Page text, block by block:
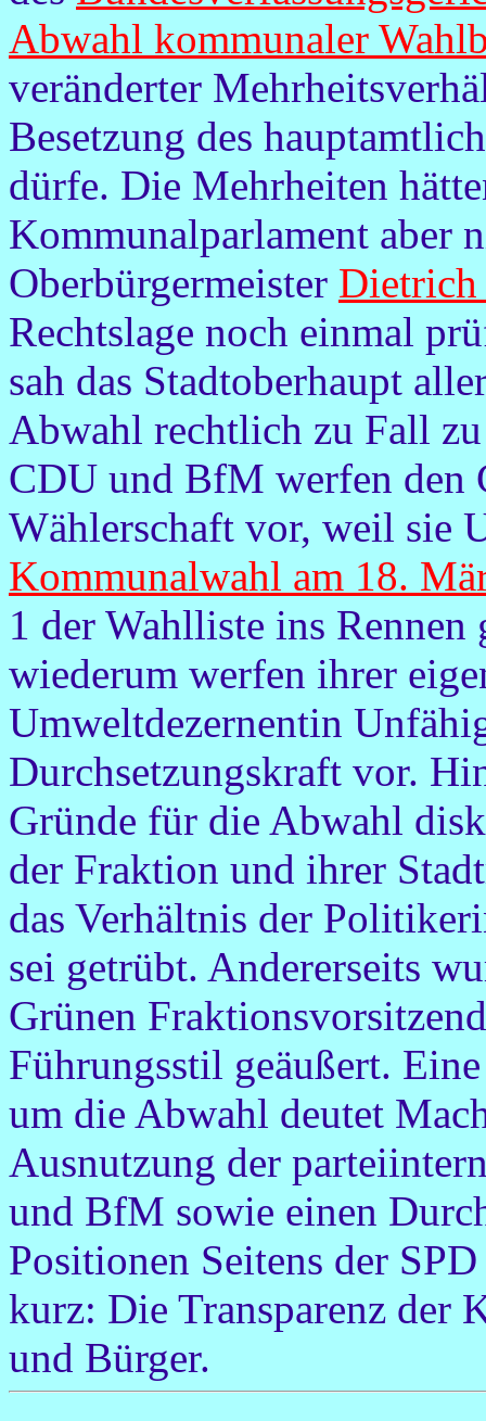
Abwahl kommunaler
veränderter
Besetzung des
dürfe. Die Mehrheiten
Kommunalparlament aber
Oberbürgermeister
Rechtslage noch einmal
sah das Stadtoberhaupt
Abwahl rechtlich zu Fall
CDU und BfM werfen den
Wählerschaft vor, weil sie
Kommunalwahl am 18.
1 der Wahlliste ins
wiederum werfen ihrer
Umweltdezernentin
Durchsetzungskraft vor.
Gründe für die Abwahl
der Fraktion und ihrer
das Verhältnis der
sei getrübt. Andererseits
Grünen
Führungsstil geäußert.
um die Abwahl deutet
Ausnutzung der
und BfM sowie einen
Positionen Seitens der
kurz: Die Transparenz der
und Bürger.